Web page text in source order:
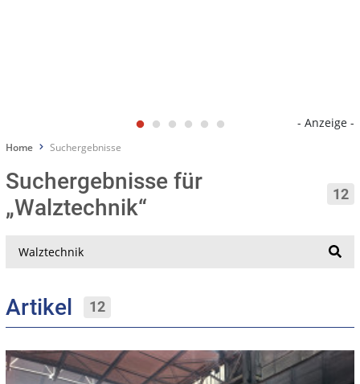
- Anzeige -
Home Suchergebnisse
Suchergebnisse für
„Walztechnik“
12
Artikel 12